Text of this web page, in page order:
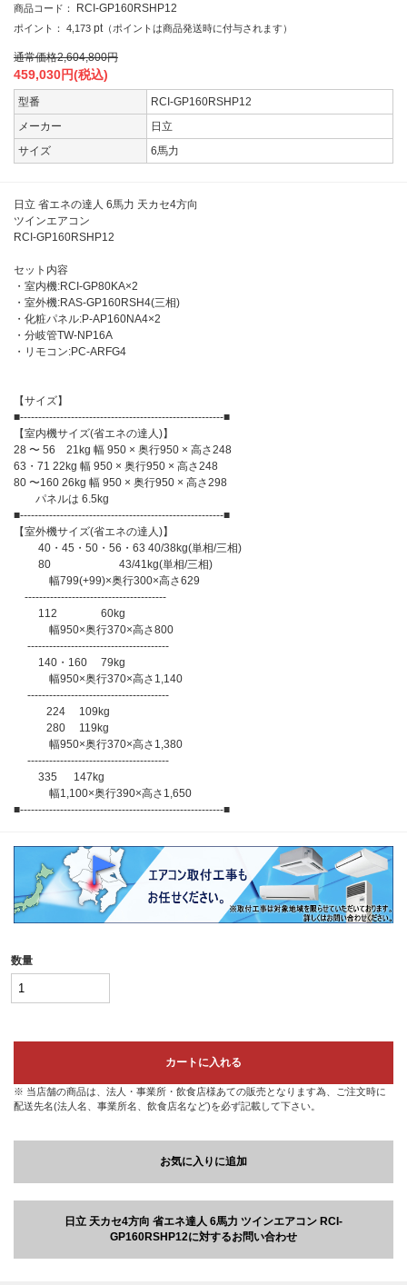
商品コード： RCI-GP160RSHP12
ポイント： 4,173 pt （ポイントは商品発送時に付与されます）
通常価格2,604,800円
459,030円(税込)
型番
RCI-GP160RSHP12
メーカー
日立
サイズ
6馬力
日立 省エネの達人 6馬力 天カセ4方向
ツインエアコン
RCI-GP160RSHP12
セット内容
・室内機:RCI-GP80KA×2
・室外機:RAS-GP160RSH4(三相)
・化粧パネル:P-AP160NA4×2
・分岐管TW-NP16A
・リモコン:PC-ARFG4
【サイズ】
■--------------------------------------------------------■
【室内機サイズ(省エネの達人)】
28 〜 56 21kg 幅 950 × 奥行950 × 高さ248
63・71 22kg 幅 950 × 奥行950 × 高さ248
80 〜160 26kg 幅 950 × 奥行950 × 高さ298
パネルは 6.5kg
■--------------------------------------------------------■
【室外機サイズ(省エネの達人)】
40・45・50・56・63 40/38kg(単相/三相)
80 43/41kg(単相/三相)
幅799(+99)×奥行300×高さ629
---------------------------------------
112 60kg
幅950×奥行370×高さ800
---------------------------------------
140・160 79kg
幅950×奥行370×高さ1,140
---------------------------------------
224 109kg
280 119kg
幅950×奥行370×高さ1,380
---------------------------------------
335 147kg
幅1,100×奥行390×高さ1,650
■--------------------------------------------------------■
数量
カートに入れる
※ 当店舗の商品は、法人・事業所・飲食店様あての販売となります為、ご注文時に
配送先名(法人名、事業所名、飲食店名など)を必ず記載して下さい。
お気に入りに追加
日立 天カセ4方向 省エネ達人 6馬力 ツインエアコン RCI-
GP160RSHP12に対するお問い合わせ